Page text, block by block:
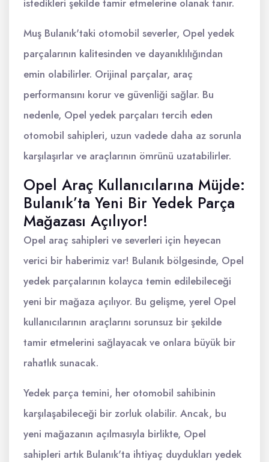
istedikleri şekilde tamir etmelerine olanak tanır.
Muş Bulanık'taki otomobil severler, Opel yedek
parçalarının kalitesinden ve dayanıklılığından
emin olabilirler. Orijinal parçalar, araç
performansını korur ve güvenliği sağlar. Bu
nedenle, Opel yedek parçaları tercih eden
otomobil sahipleri, uzun vadede daha az sorunla
karşılaşırlar ve araçlarının ömrünü uzatabilirler.
Opel Araç Kullanıcılarına Müjde:
Bulanık’ta Yeni Bir Yedek Parça
Mağazası Açılıyor!
Opel araç sahipleri ve severleri için heyecan
verici bir haberimiz var! Bulanık bölgesinde, Opel
yedek parçalarının kolayca temin edilebileceği
yeni bir mağaza açılıyor. Bu gelişme, yerel Opel
kullanıcılarının araçlarını sorunsuz bir şekilde
tamir etmelerini sağlayacak ve onlara büyük bir
rahatlık sunacak.
Yedek parça temini, her otomobil sahibinin
karşılaşabileceği bir zorluk olabilir. Ancak, bu
yeni mağazanın açılmasıyla birlikte, Opel
sahipleri artık Bulanık'ta ihtiyaç duydukları yedek